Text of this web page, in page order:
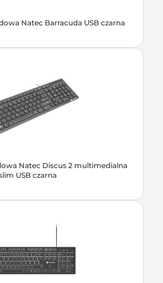
Natec Barracuda USB czarna
Natec Discus 2 multimedialna
USB czarna